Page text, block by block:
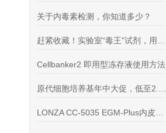
关于内毒素检测，你知道多少？
Cellbanker2 即用型冻存液使用方法